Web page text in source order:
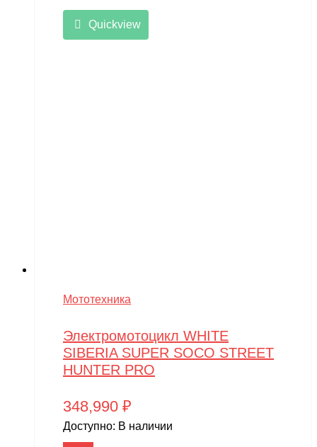
Quickview
Мототехника
Электромотоцикл WHITE
SIBERIA SUPER SOCO STREET
HUNTER PRO
348,990 ₽
Доступно: В наличии